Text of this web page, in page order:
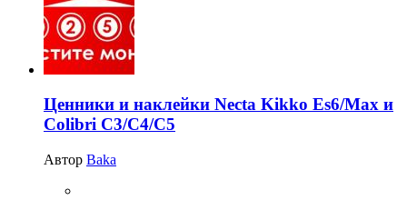
Ценники и наклейки Necta Kikko Es6/Max и
Colibri C3/C4/C5
Автор Baka